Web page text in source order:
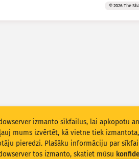
© 2026 The
izmanto sīkfailus, lai apkopotu
mums izvērtēt, kā vietne tiek
pieredzi. Plašāku informāciju par
tos izmanto, skatiet mūsu